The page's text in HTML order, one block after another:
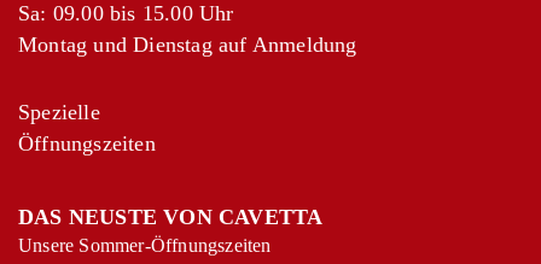
Sa: 09.00 bis 15.00 Uhr
Montag und Dienstag auf Anmeldung
Spezielle
Öffnungszeiten
DAS NEUSTE VON CAVETTA
Unsere Sommer-Öffnungszeiten